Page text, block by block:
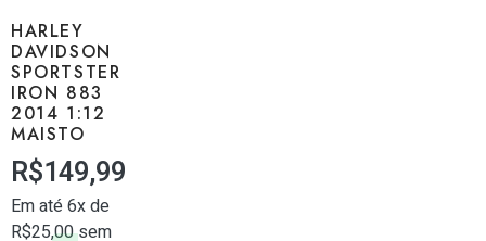
HARLEY
DAVIDSON
SPORTSTER
IRON 883
2014 1:12
MAISTO
R$149,99
Em até 6x de
R$25,00sem